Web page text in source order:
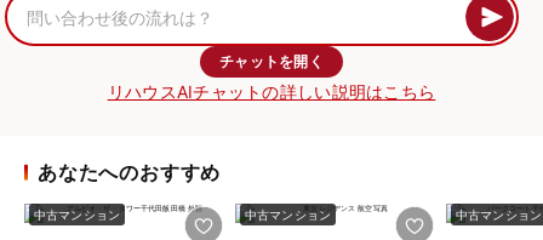
チャットを開く
リハウスAIチャットの詳しい説明はこちら
あなたへのおすすめ
中古マンション 中古マンション 中古マンション